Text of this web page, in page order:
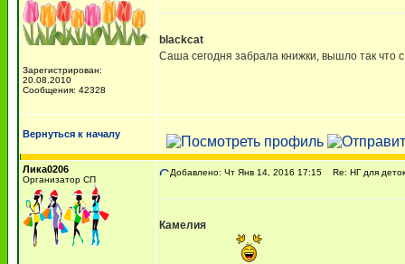
Зарегистрирован:
20.08.2010
Сообщения: 42328
blackcat
Саша сегодня забрала книжки, вышло так что
Вернуться к началу
Лика0206
Организатор СП
Добавлено: Чт Янв 14, 2016 17:15 Re: НГ для
Камелия